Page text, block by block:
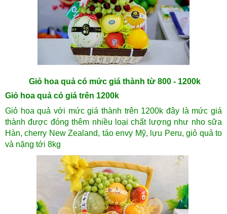
Giỏ hoa quả có mức giá thành từ 800 - 1200k
Giỏ hoa quả có giá trên 1200k
Giỏ hoa quả với mức giá thành trên 1200k đây là mức giá
thành được đóng thêm nhiều loại chất lượng như nho sữa
Hàn, cherry New Zealand, táo envy Mỹ, lựu Peru, giỏ quả to
và nặng tới 8kg